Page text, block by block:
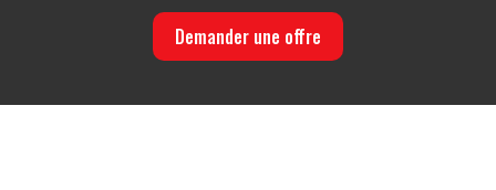
Demander une offre